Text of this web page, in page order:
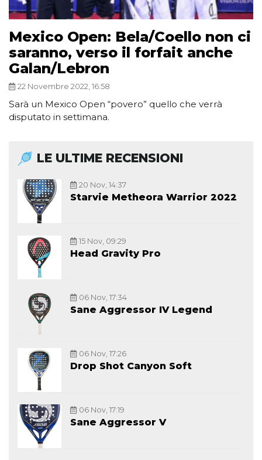
Mexico Open: Bela/Coello non ci
saranno, verso il forfait anche
Galan/Lebron
22 Novembre 2022, 16:58
Sarà un Mexico Open “povero” quello che verrà
disputato in settimana.
LE ULTIME RECENSIONI
20 Nov, 14:37
Starvie Metheora Warrior 2022
15 Nov, 09:29
Head Gravity Pro
06 Nov, 17:34
Sane Aggressor IV Legend
06 Nov, 17:26
Drop Shot Canyon Soft
06 Nov, 17:19
Sane Aggressor V